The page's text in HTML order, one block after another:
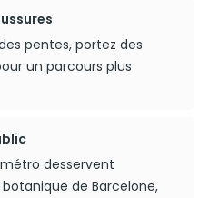
pentes, portez des
un parcours plus
desservent
de Barcelone,